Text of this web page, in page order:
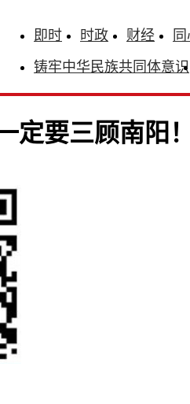
即时 时政 财经
铸牢中华民族共同体意识
定要三顾南阳！